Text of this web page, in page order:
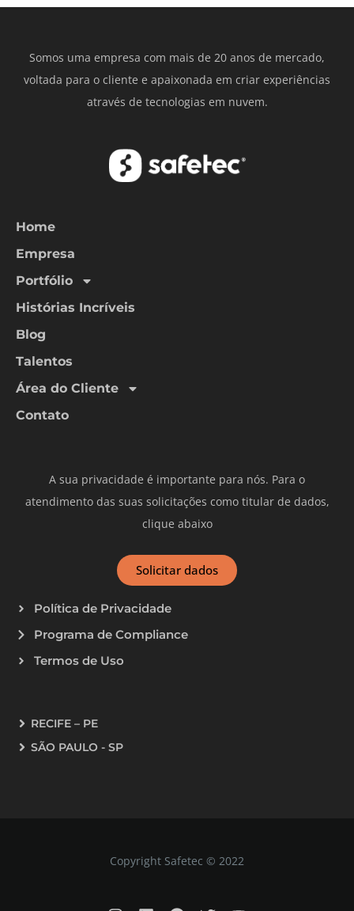
Somos uma empresa com mais de 20 anos de mercado,
voltada para o cliente e apaixonada em criar experiências
através de tecnologias em nuvem.
Home
Empresa
Portfólio
Histórias Incríveis
Blog
Talentos
Área do Cliente
Contato
A sua privacidade é importante para nós. Para o
atendimento das suas solicitações como titular de dados,
clique abaixo
Solicitar dados
Política de Privacidade
Programa de Compliance
Termos de Uso
RECIFE – PE
SÃO PAULO - SP
Copyright Safetec © 2022